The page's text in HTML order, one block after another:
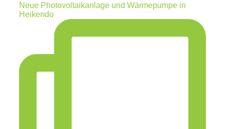
Neue Photovoltaikanlage und Wärmepumpe in
Heikendo